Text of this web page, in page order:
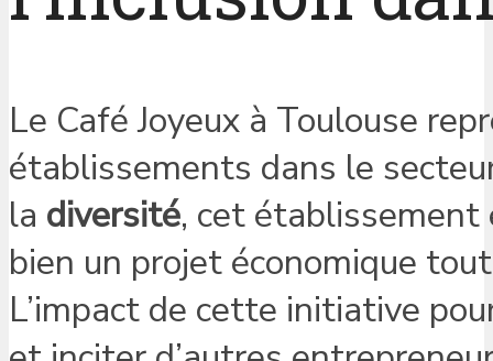
Le Café Joyeux à Toulouse
établissements dans le
la diversité, cet établissement
bien un projet économique
L’impact de cette initiative